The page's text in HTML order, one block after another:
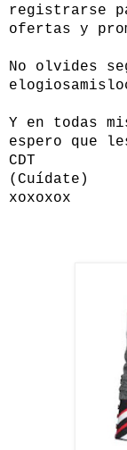
registrarse
ofertas y
No olvides
Y en todas
espero que
CDT
(Cuídate)
xoxoxox